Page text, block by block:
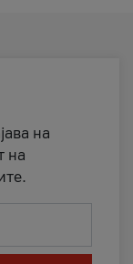
на
на